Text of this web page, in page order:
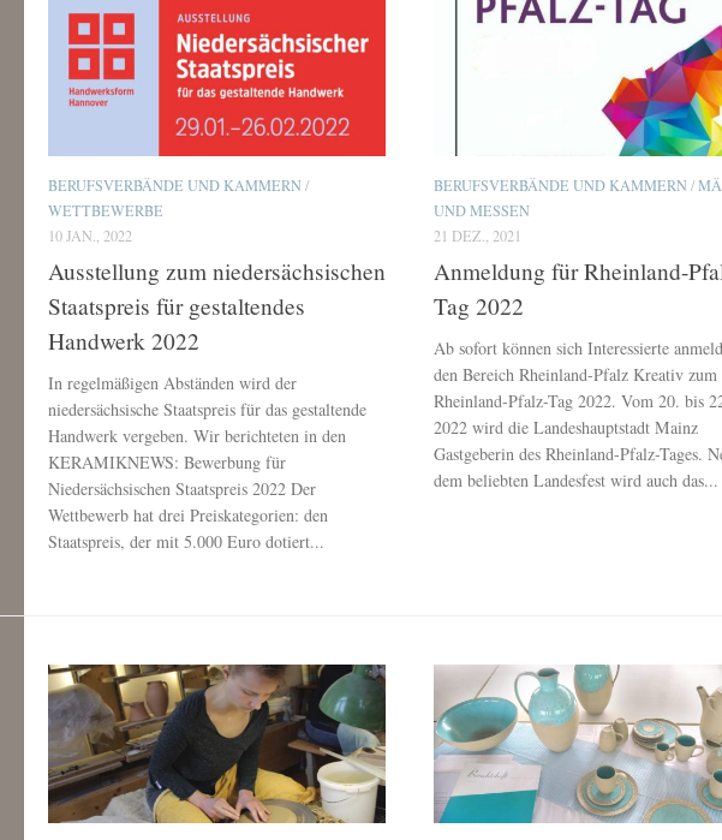
BERUFSVERBÄNDE UND KAMMERN/
WETTBEWERBE
10 JAN., 2022
Ausstellung zum niedersächsischen
Staatspreis für gestaltendes
Handwerk 2022
In regelmäßigen Abständen wird der
niedersächsische Staatspreis für das gestaltende
Handwerk vergeben. Wir berichteten in den
KERAMIKNEWS: Bewerbung für
Niedersächsischen Staatspreis 2022 Der
Wettbewerb hat drei Preiskategorien: den
Staatspreis, der mit 5.000 Euro dotiert...
BERUFSVERBÄNDE UND KAMMERN/
UND MESSEN
21 DEZ., 2021
Anmeldung für Rheinland-
Tag 2022
Ab sofort können sich Interessierte
den Bereich Rheinland-Pfalz Kreativ zum
Rheinland-Pfalz-Tag 2022. Vom 20. bis
2022 wird die Landeshauptstadt Mainz
Gastgeberin des Rheinland-Pfalz-Tages.
dem beliebten Landesfest wird auch das...